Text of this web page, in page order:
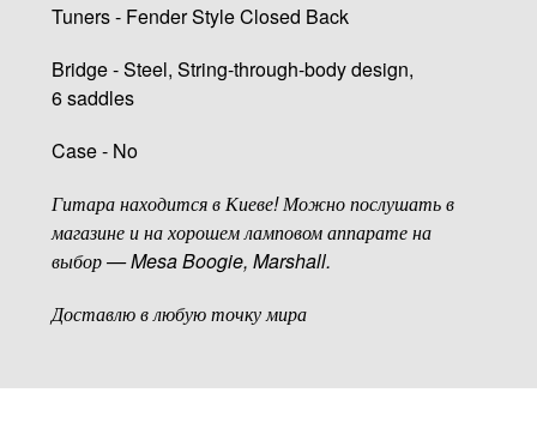
Tuners - Fender Style Closed Back
Bridge - Steel, String-through-body design,
6 saddles
Case - No
Гитара находится в Киеве! Можно послушать в
магазине и на хорошем ламповом аппарате на
выбор — Mesa Boogie, Marshall.
Доставлю в любую точку мира